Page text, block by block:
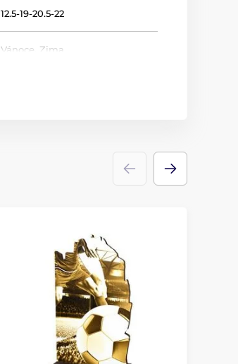
12.5-19-20.5-22
Vánoce Zima